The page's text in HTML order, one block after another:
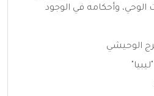
الوحي، وأحكامه في الوجود
الوحيشي